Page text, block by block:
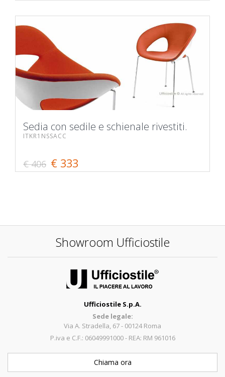
Sedia con sedile e schienale rivestiti.
ITKR1NSSACC
€ 406 € 333
Showroom Ufficiostile
Ufficiostile S.p.A.
Sede legale:
Via A. Stradella, 67 - 00124 Roma
P.iva e C.F.: 06049991000 - REA: RM 961016
Chiama ora